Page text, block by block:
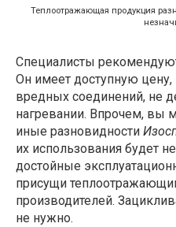
Теплоотражающая продукция
Специалисты
Он имеет доступную
вредных соединений, не
нагревании. Впрочем, вы
иные разновидности
их использования будет
достойные
присущи
производителей.
не нужно.